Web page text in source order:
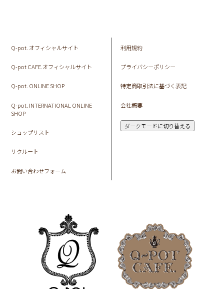
Q-pot. オフィシャルサイト
Q-pot CAFE.オフィシャルサイト
Q-pot. ONLINE SHOP
Q-pot. INTERNATIONAL ONLINE
SHOP
ショップリスト
リクルート
お問い合わせフォーム
利用規約
プライバシーポリシー
特定商取引法に基づく表記
会社概要
ダークモードに切り替える